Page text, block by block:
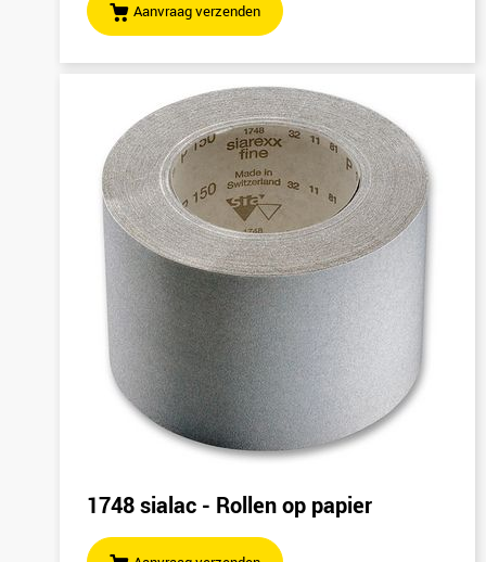
Aanvraag verzenden
1748 sialac - Rollen op papier